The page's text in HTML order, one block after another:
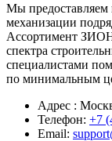
Мы предоставляем
механизации
Ассортимент ЗИОН
спектра
специалистами
по минимальным
Адрес :
Телефон: +7
Email: